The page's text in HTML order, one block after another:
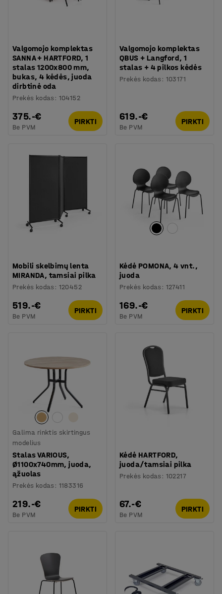
Valgomojo komplektas
SANNA + HARTFORD, 1
stalas 1200x800 mm,
bukas, 4 kėdės, juoda
dirbtinė oda
Prekės kodas : 104152
375.-€
Be PVM
PIRKTI
Valgomojo komplektas
QBUS + Langford, 1
stalas + 4 pilkos kėdės
Prekės kodas : 103171
619.-€
Be PVM
PIRKTI
Mobili skelbimų lenta
MIRANDA, tamsiai pilka
Prekės kodas : 120452
519.-€
Be PVM
PIRKTI
Kėdė POMONA, 4 vnt.,
juoda
Prekės kodas : 127411
169.-€
Be PVM
PIRKTI
Galima rinktis skirtingus
modelius
Stalas VARIOUS,
Ø1100x740mm, juoda,
ąžuolas
Prekės kodas : 1183316
219.-€
Be PVM
PIRKTI
Kėdė HARTFORD,
juoda/tamsiai pilka
Prekės kodas : 102217
67.-€
Be PVM
PIRKTI